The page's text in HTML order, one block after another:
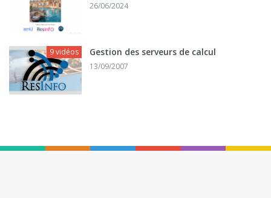
26/06/2024
9 vidéos Gestion des serveurs de calcul
13/09/2007